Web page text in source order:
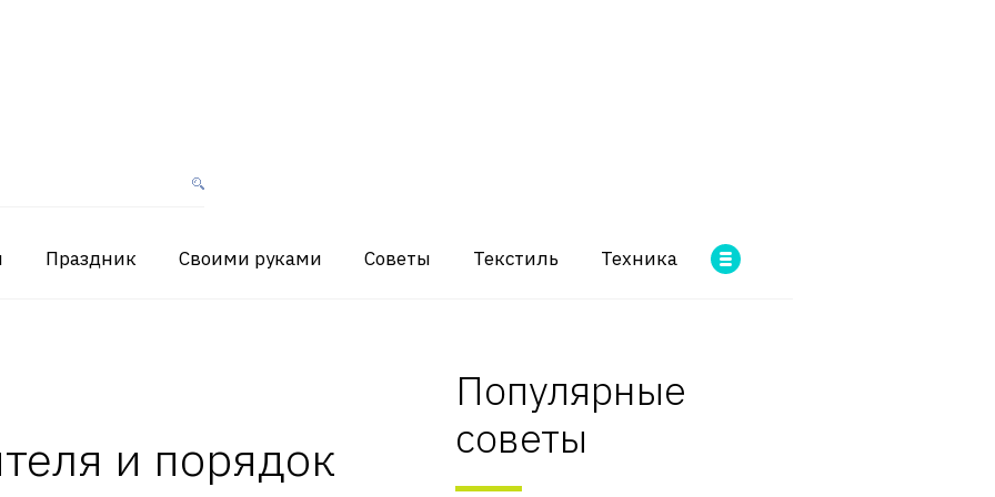
Праздник Своими руками Советы Текстиль Техника
и порядок
Популярные
советы